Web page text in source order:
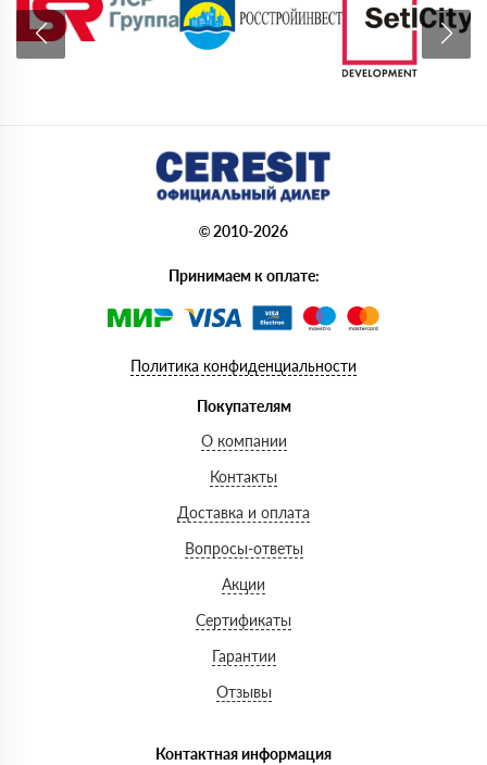
© 2010-2026
Принимаем к оплате:
Политика конфиденциальности
Покупателям
О компании
Контакты
Доставка и оплата
Вопросы-ответы
Акции
Сертификаты
Гарантии
Отзывы
Контактная информация